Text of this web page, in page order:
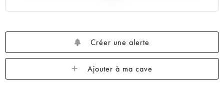
Créer une alerte
Ajouter à ma cave